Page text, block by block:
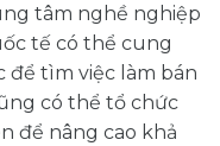
tâm nghề nghiệp
tế có thể cung
để tìm việc làm bán
có thể tổ chức
để nâng cao khả